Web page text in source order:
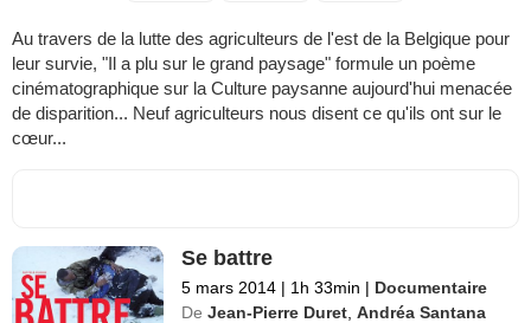
Au travers de la lutte des agriculteurs de l'est de la Belgique pour
leur survie, "Il a plu sur le grand paysage" formule un poème
cinématographique sur la Culture paysanne aujourd'hui menacée
de disparition... Neuf agriculteurs nous disent ce qu'ils ont sur le
cœur...
Se battre
5 mars 2014 | 1h 33min | Documentaire
De Jean-Pierre Duret ,Andréa Santana